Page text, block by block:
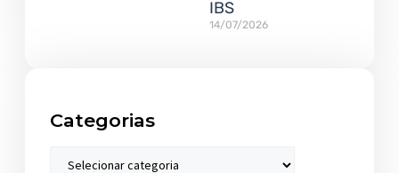
IBS
14/07/2026
Categorias